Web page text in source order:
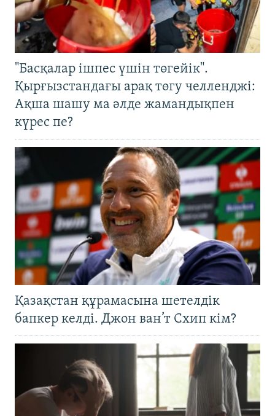
"Басқалар ішпес үшін төгейік".
Қырғызстандағы арақ төгу челленджі:
Ақша шашу ма әлде жамандықпен
күрес пе?
Қазақстан құрамасына шетелдік
бапкер келді. Джон ван’т Схип кім?